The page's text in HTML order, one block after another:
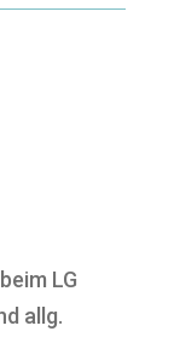
LG
allg.